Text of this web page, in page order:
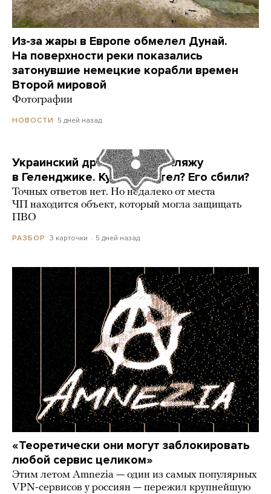
Из-за жары в Европе обмелел Дунай.
На поверхности реки показались
затонувшие немецкие корабли времен
Второй мировой
Фотографии
НОВОСТИ 5 дней назад
Украинский дрон попал по пляжу
в Геленджике. Куда он летел? Его сбили?
Точных ответов нет. Но недалеко от места
ЧП находится объект, который могла защищать
ПВО
РАЗБОР 3 карточки 5 дней назад
«Теоретически они могут заблокировать
любой сервис целиком»
Этим летом Amnezia — один из самых популярных
VPN-сервисов у россиян — пережил крупнейшую